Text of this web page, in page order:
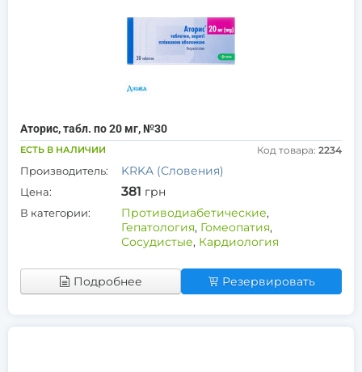
Аторис, табл. по 20 мг, №30
ЕСТЬ В НАЛИЧИИ Код товара: 2234
Производитель: KRKA (Словения)
Цена: 381 грн
В категории: Противодиабетические,
Гепатология, Гомеопатия,
Сосудистые, Кардиология
Подробнее Резервировать